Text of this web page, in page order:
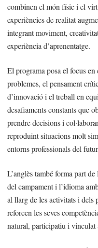
combinen el món físic i el
experiències de realitat
integrant moviment,
experiència d’aprenentatge.
El programa posa el focus
problemes, el pensament
d’innovació i el treball en
desafiaments constants que
prendre decisions i
reproduint situacions molt
entorns professionals del
L’anglès també forma part
del campament i l’idioma
al llarg de les activitats i dels
reforcen les seves
natural, participatiu i vinculat